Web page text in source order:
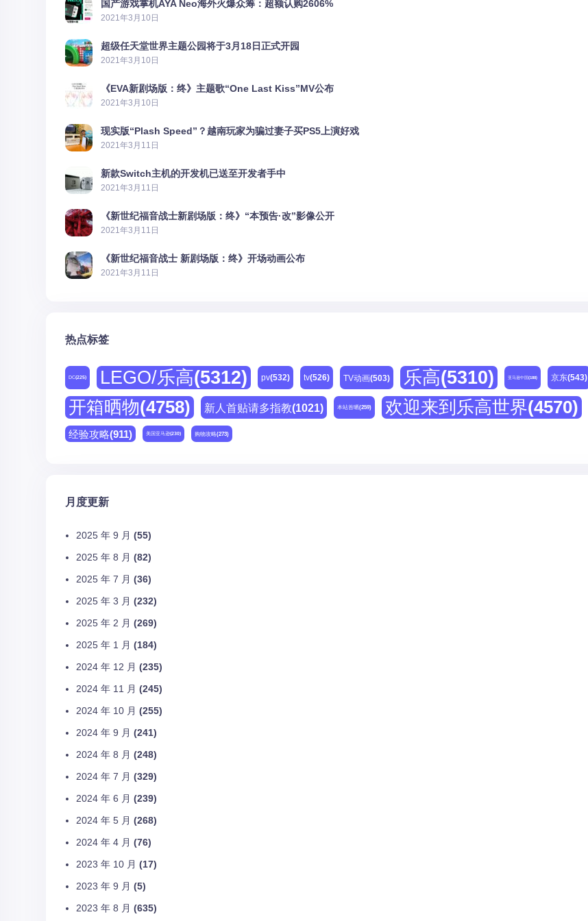
国产游戏掌机AYA Neo海外火爆众筹：超额认购2606%
2021年3月10日
超级任天堂世界主题公园将于3月18日正式开园
2021年3月10日
《EVA新剧场版：终》主题歌“One Last Kiss”MV公布
2021年3月10日
现实版“Plash Speed”？越南玩家为骗过妻子买PS5上演好戏
2021年3月11日
新款Switch主机的开发机已送至开发者手中
2021年3月11日
《新世纪福音战士新剧场版：终》“本预告·改”影像公开
2021年3月11日
《新世纪福音战士 新剧场版：终》开场动画公布
2021年3月11日
热点标签
DC(225) LEGO/乐高(5312) pv(532) tv(526) TV动画(503) 乐高(5310) 亚马逊中国(188) 京东(543)
开箱晒物(4758) 新人首贴请多指教(1021) 本站首晒(259) 欢迎来到乐高世界(4570)
经验攻略(911) 美国亚马逊(230) 购物攻略(273)
月度更新
2025 年 9 月 (55)
2025 年 8 月 (82)
2025 年 7 月 (36)
2025 年 3 月 (232)
2025 年 2 月 (269)
2025 年 1 月 (184)
2024 年 12 月 (235)
2024 年 11 月 (245)
2024 年 10 月 (255)
2024 年 9 月 (241)
2024 年 8 月 (248)
2024 年 7 月 (329)
2024 年 6 月 (239)
2024 年 5 月 (268)
2024 年 4 月 (76)
2023 年 10 月 (17)
2023 年 9 月 (5)
2023 年 8 月 (635)